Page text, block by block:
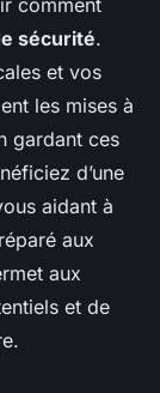
sécurité.
et vos
les mises à
gardant ces
d’une
aidant à
aux
aux
et de